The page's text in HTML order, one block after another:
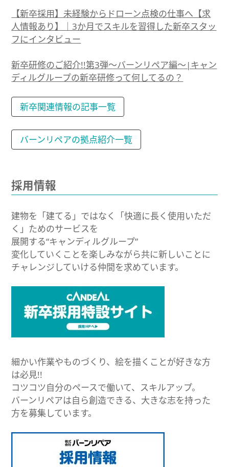
【新卒採用】未経験からドローン点検の仕事へ【求
人情報あり】｜3か月でスキルを習得した新卒スタッ
フにインタビュー
新卒研修のご紹介!!第3弾～バーンリペア編～|​キャン
ディルグループの新卒研修って何してるの？
新卒関連情報の記事一覧
バーンリペアの拠点紹介一覧
採用情報
建物を「建てる」ではなく「快適に長く使用いただ
く」ためのサービスを
展開する“キャンディルグループ”
変化していくことを楽しみながら共に新しいことに
チャレンジしていける仲間を求めています。
細かい作業やものづくり、絵を描くことが好きな方
は必見!!
コツコツ自分のペースで働いて、スキルアップ。
バーンリペアは自ら創造できる、大きな志を持った
方を募集しています。